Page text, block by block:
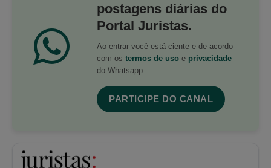
postagens diárias do
Portal Juristas.
Ao entrar você está ciente e de acordo
com os termos de uso e privacidade
do Whatsapp.
PARTICIPE DO CANAL